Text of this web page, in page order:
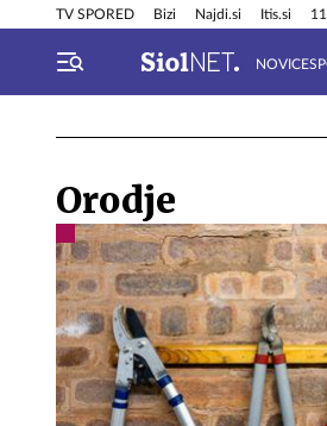
TV SPORED Bizi Najdi.si Itis.si
NOVICE
Info in obvestila
Orodje